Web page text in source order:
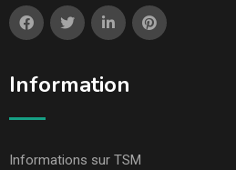
Information
Informations sur TSM